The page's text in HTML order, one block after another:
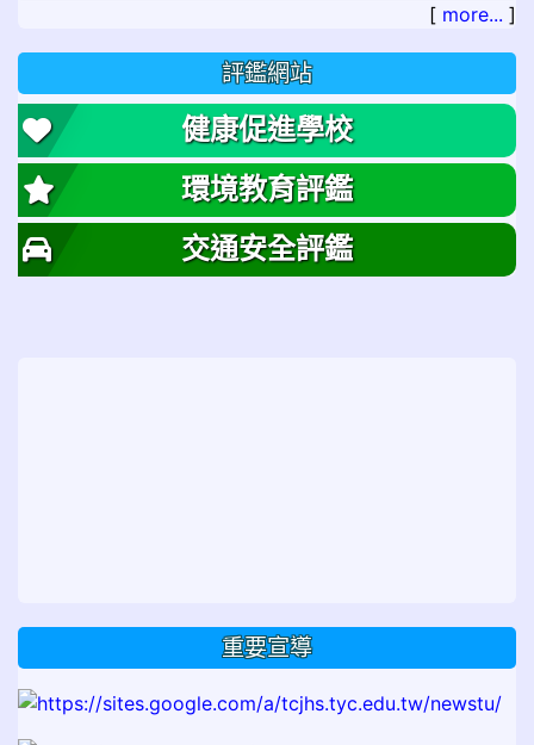
[ more... ]
評鑑網站
健康促進學校
環境教育評鑑
交通安全評鑑
重要宣導